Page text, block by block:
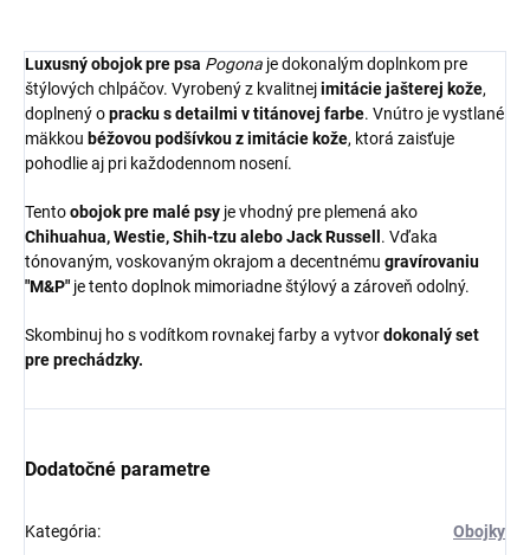
Luxusný obojok pre psa Pogona je dokonalým doplnkom pre
štýlových chlpáčov. Vyrobený z kvalitnejimitácie jašterej kože,
doplnený opracku s detailmi v titánovej farbe. Vnútro je vystlané
mäkkou béžovou podšívkou z imitácie kože, ktorá zaisťuje
pohodlie aj pri každodennom nosení.
Tentoobojok pre malé psy je vhodný pre plemená ako
Chihuahua, Westie, Shih-tzu alebo Jack Russell . Vďaka
tónovaným, voskovaným okrajom a decentnému gravírovaniu
"M&P" je tento doplnok mimoriadne štýlový a zároveň odolný.
Skombinuj ho s vodítkom rovnakej farby a vytvordokonalý set
pre prechádzky.
Dodatočné parametre
Kategória: Obojky